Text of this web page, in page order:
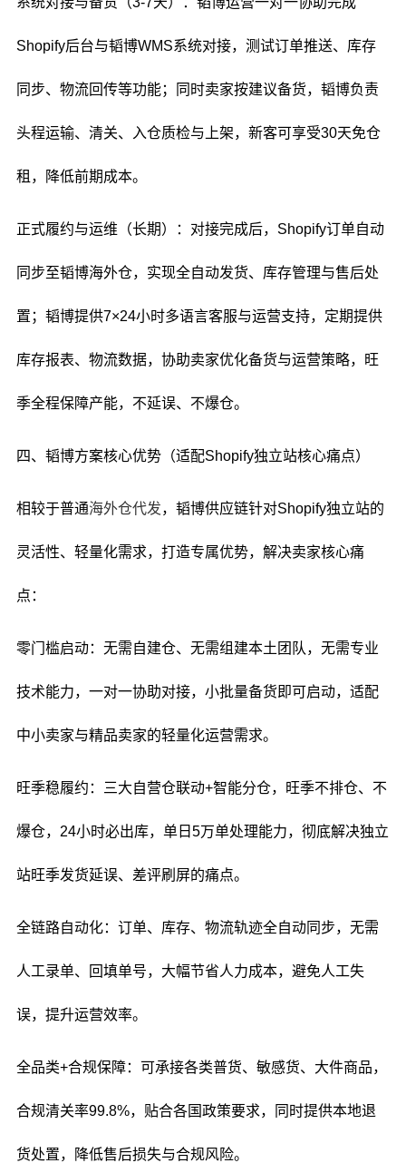
Shopify后台与韬博WMS系统对接，测试订单推送、库存
同步、物流回传等功能；同时卖家按建议备货，韬博负责
头程运输、清关、入仓质检与上架，新客可享受30天免仓
租，降低前期成本。
正式履约与运维（长期）：对接完成后，Shopify订单自动
同步至韬博海外仓，实现全自动发货、库存管理与售后处
置；韬博提供7×24小时多语言客服与运营支持，定期提供
库存报表、物流数据，协助卖家优化备货与运营策略，旺
季全程保障产能，不延误、不爆仓。
四、韬博方案核心优势（适配Shopify独立站核心痛点）
相较于普通海外仓代发，韬博供应链针对Shopify独立站的
灵活性、轻量化需求，打造专属优势，解决卖家核心痛
点：
零门槛启动：无需自建仓、无需组建本土团队，无需专业
技术能力，一对一协助对接，小批量备货即可启动，适配
中小卖家与精品卖家的轻量化运营需求。
旺季稳履约：三大自营仓联动+智能分仓，旺季不排仓、不
爆仓，24小时必出库，单日5万单处理能力，彻底解决独立
站旺季发货延误、差评刷屏的痛点。
全链路自动化：订单、库存、物流轨迹全自动同步，无需
人工录单、回填单号，大幅节省人力成本，避免人工失
误，提升运营效率。
全品类+合规保障：可承接各类普货、敏感货、大件商品，
合规清关率99.8%，贴合各国政策要求，同时提供本地退
货处置，降低售后损失与合规风险。